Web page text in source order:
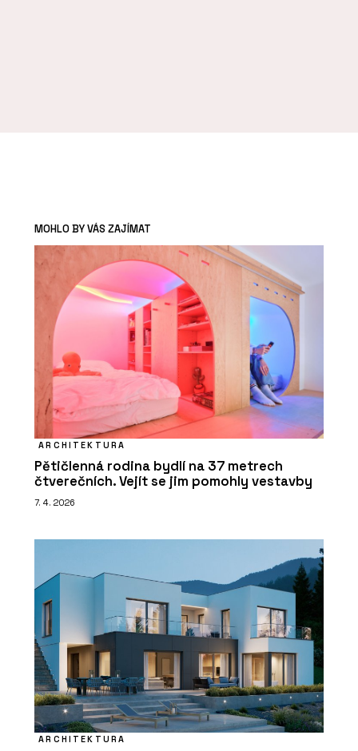
MOHLO BY VÁS ZAJÍMAT
ARCHITEKTURA
Pětičlenná rodina bydlí na 37 metrech
čtverečních. Vejít se jim pomohly vestavby
7. 4. 2026
ARCHITEKTURA